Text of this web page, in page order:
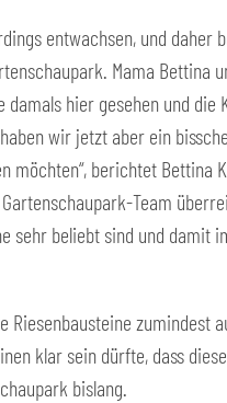
entwachsen, und daher
Mama Bettina
hier gesehen und die
wir jetzt aber ein
möchten“, berichtet Bettina
Team
sehr beliebt sind und damit
Riesenbausteine zumindest
klar sein dürfte, dass
bislang.